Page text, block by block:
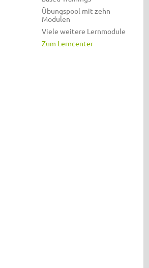
Übungspool mit zehn
Modulen
Viele weitere Lernmodule
Zum Lerncenter